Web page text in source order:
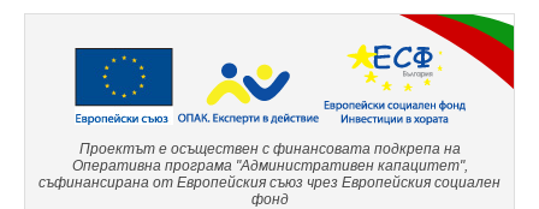
Проектът е осъществен с финансовата подкрепа на
Оперативна програма "Административен капацитет",
съфинансирана от Европейския съюз чрез Европейския социален
фонд